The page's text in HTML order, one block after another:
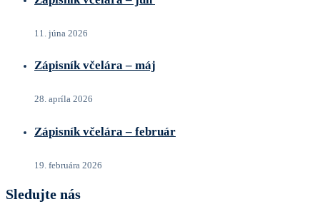
11. júna 2026
Zápisník včelára – máj
28. apríla 2026
Zápisník včelára – február
19. februára 2026
Sledujte nás